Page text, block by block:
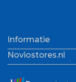
Informatie
Noviostores.nl